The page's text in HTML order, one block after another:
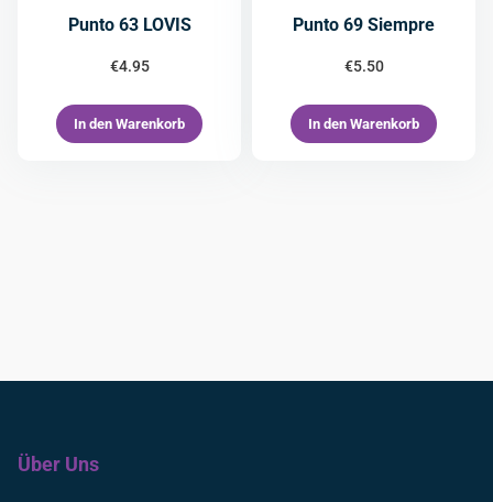
Punto 63 LOVIS
€4.95
In den Warenkorb
Punto 69 Siempre
€5.50
In den Warenkorb
Über Uns